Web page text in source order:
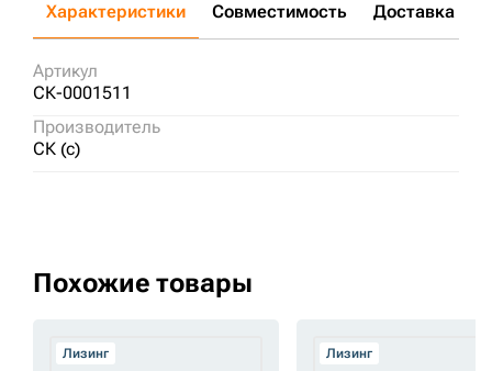
Характеристики Совместимость Доставка и
Артикул
СК-0001511
Производитель
СК (c)
Похожие товары
Лизинг Лизинг